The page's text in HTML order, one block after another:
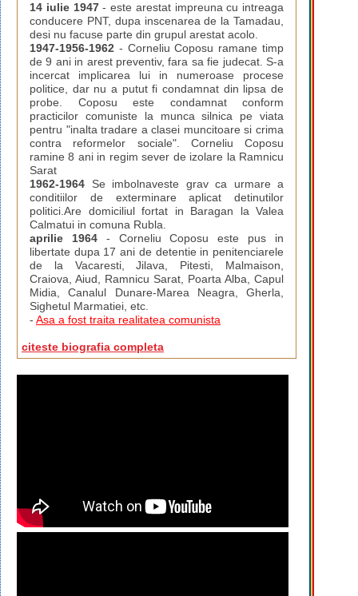
14 iulie 1947- este arestat impreuna cu intreaga
conducere PNT, dupa inscenarea de la Tamadau,
desi nu facuse parte din grupul arestat acolo.
1947-1956-1962 - Corneliu Coposu ramane timp
de 9 ani in arest preventiv, fara sa fie judecat. S-a
incercat implicarea lui in numeroase procese
politice, dar nu a putut fi condamnat din lipsa de
probe. Coposu este condamnat conform
practicilor comuniste la munca silnica pe viata
pentru "inalta tradare a clasei muncitoare si crima
contra reformelor sociale". Corneliu Coposu
ramine 8 ani in regim sever de izolare la Ramnicu
Sarat
1962-1964 Se imbolnaveste grav ca urmare a
conditiilor de exterminare aplicat detinutilor
politici.Are domiciliul fortat in Baragan la Valea
Calmatui in comuna Rubla.
aprilie 1964- Corneliu Coposu este pus in
libertate dupa 17 ani de detentie in penitenciarele
de la Vacaresti, Jilava, Pitesti, Malmaison,
Craiova, Aiud, Ramnicu Sarat, Poarta Alba, Capul
Midia, Canalul Dunare-Marea Neagra, Gherla,
Sighetul Marmatiei, etc.
- Asa a fost traita realitatea comunista
citeste biografia completa